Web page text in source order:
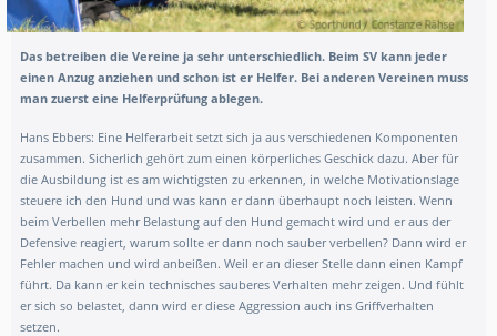
Das betreiben die Vereine ja sehr unterschiedlich. Beim SV kann jeder
einen Anzug anziehen und schon ist er Helfer. Bei anderen Vereinen muss
man zuerst eine Helferprüfung ablegen.
Hans Ebbers: Eine Helferarbeit setzt sich ja aus verschiedenen Komponenten
zusammen. Sicherlich gehört zum einen körperliches Geschick dazu. Aber für
die Ausbildung ist es am wichtigsten zu erkennen, in welche Motivationslage
steuere ich den Hund und was kann er dann überhaupt noch leisten. Wenn
beim Verbellen mehr Belastung auf den Hund gemacht wird und er aus der
Defensive reagiert, warum sollte er dann noch sauber verbellen? Dann wird er
Fehler machen und wird anbeißen. Weil er an dieser Stelle dann einen Kampf
führt. Da kann er kein technisches sauberes Verhalten mehr zeigen. Und fühlt
er sich so belastet, dann wird er diese Aggression auch ins Griffverhalten
setzen.